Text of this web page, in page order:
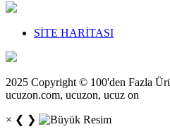
SİTE HARİTASI
2025 Copyright © 100'den Fazla
ucuzon.com, ucuzon, ucuz on
× ❮ ❯